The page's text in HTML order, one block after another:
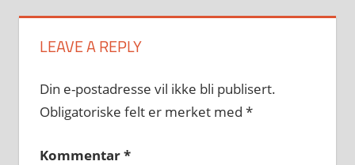
LEAVE A REPLY
Din e-postadresse vil ikke bli publisert.
Obligatoriske felt er merket med *
Kommentar*